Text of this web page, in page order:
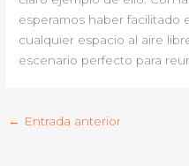
esperamos haber facilitado
cualquier espacio al aire
escenario perfecto para
← Entrada anterior